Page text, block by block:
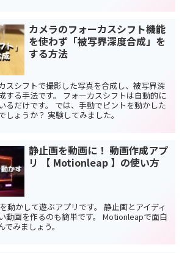
カメラのフォーカスシフト機能
を使わず「被写界深度合成」を
する方法
スシフトで撮影した写真を合成し、被写界深
する手法です。 フォーカスシフトは自動的に
るだけです。 では、手動でピントを動かした
しょうか？ 実験してみました。
静止画を動画に！ 動画作成アプ
リ 【 Motionleap 】の使い方
動かして遊ぶアプリです。 静止画とアイディ
動画を作るのも簡単です。 Motionleapで面白
みましょう。